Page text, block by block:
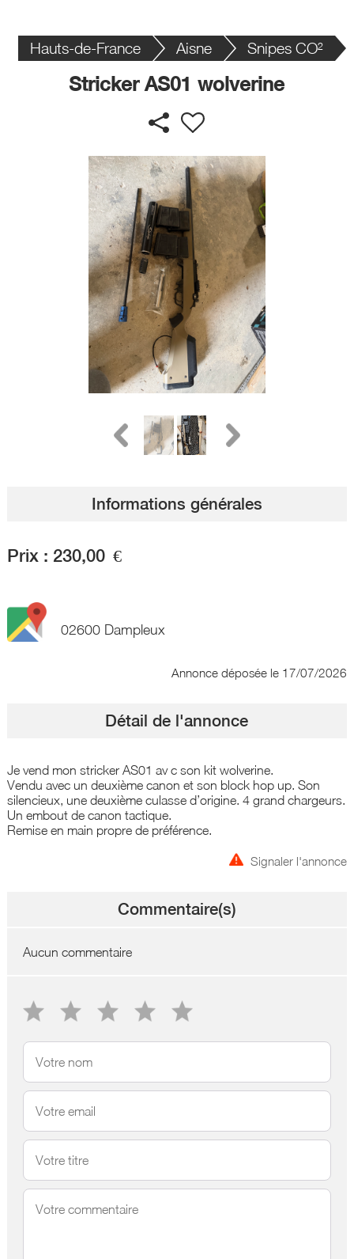
Hauts-de-France Aisne Snipes CO²
Stricker AS01 wolverine
Informations générales
Prix : 230,00 €
02600 Dampleux
Annonce déposée le 17/07/2026
Détail de l'annonce
Je vend mon stricker AS01 av c son kit wolverine.
Vendu avec un deuxième canon et son block hop up. Son
silencieux, une deuxième culasse d’origine. 4 grand chargeurs.
Un embout de canon tactique.
Remise en main propre de préférence.
Signaler l'annonce
Commentaire(s)
Aucun commentaire